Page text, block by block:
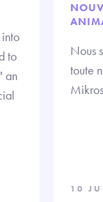
to
an
Nous
toute
10